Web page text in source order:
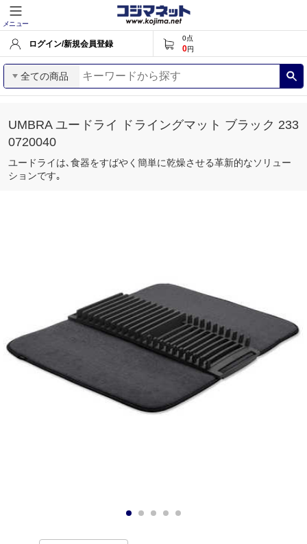
メニュー
ログイン/新規会員登録
0点
0円
全ての商品
UMBRA ユードライ ドライングマット ブラック 233
0720040
ユードライは､食器をすばやく簡単に乾燥させる革新的なソリュー
ションです｡